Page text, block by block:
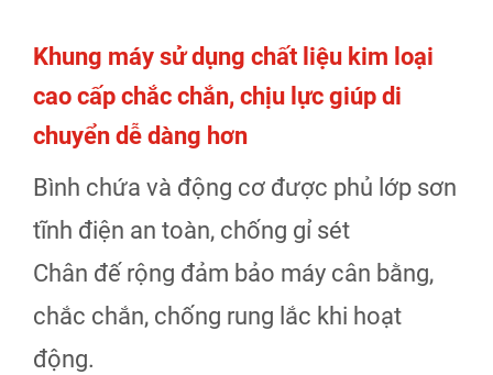
Khung máy sử dụng chất liệu kim loại
cao cấp chắc chắn, chịu lực giúp di
chuyển dễ dàng hơn
Bình chứa và động cơ được phủ lớp sơn
tĩnh điện an toàn, chống gỉ sét
Chân đế rộng đảm bảo máy cân bằng,
chắc chắn, chống rung lắc khi hoạt
động.